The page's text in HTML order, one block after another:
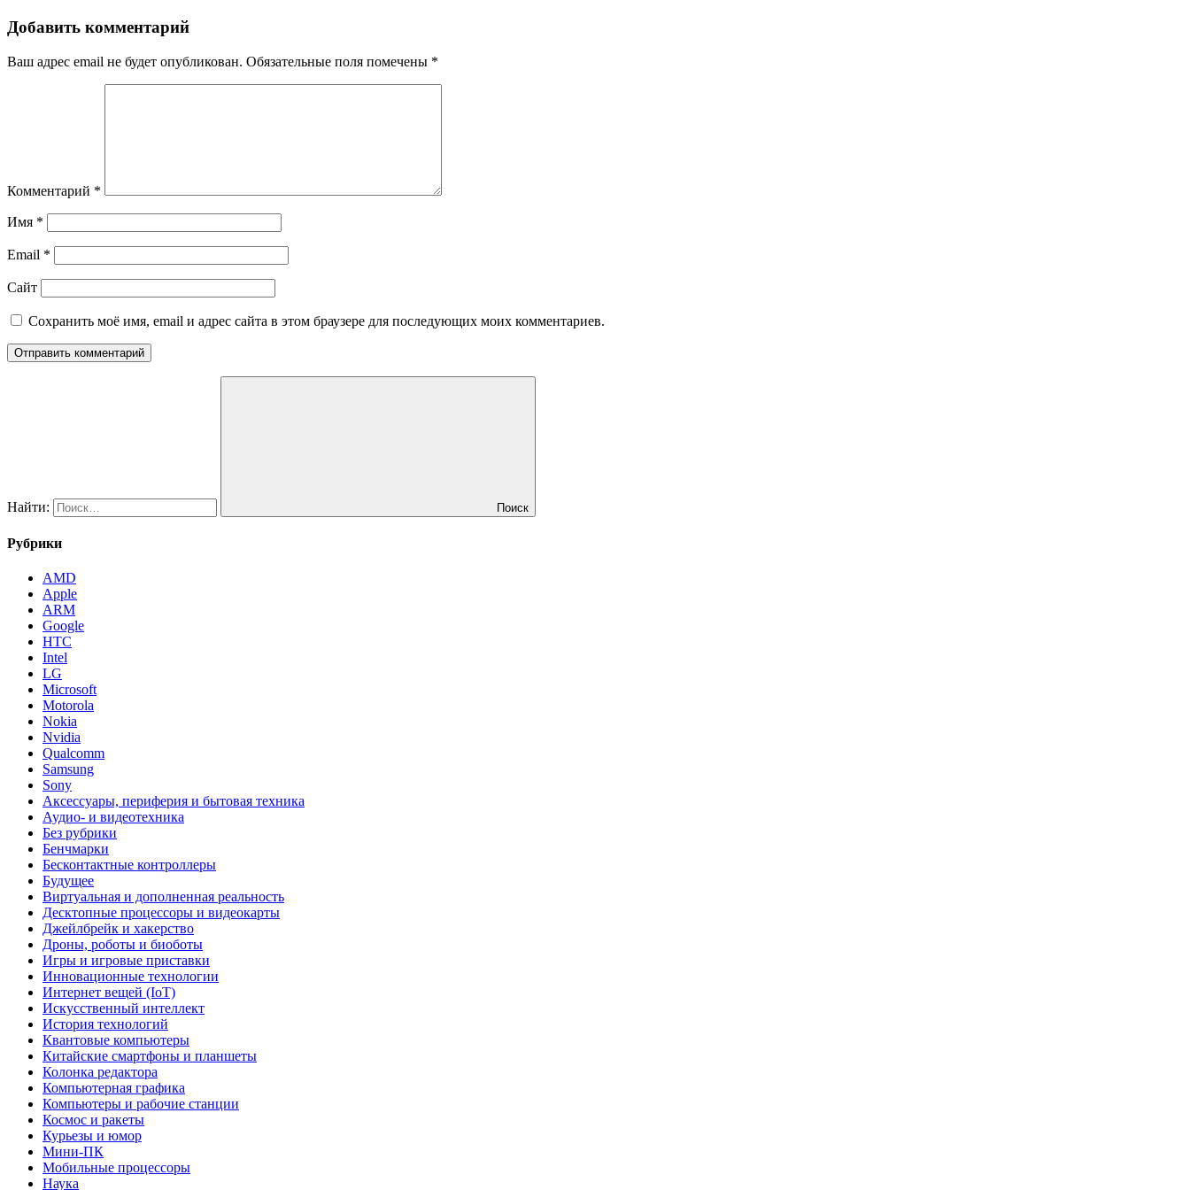
Добавить комментарий
Ваш адрес email не будет опубликован. Обязательные поля помечены *
Комментарий *
Имя *
Email *
Сайт
Сохранить моё имя, email и адрес сайта в этом браузере для последующих моих комментариев.
Найти: Поиск
Рубрики
AMD
Apple
ARM
Google
HTC
Intel
LG
Microsoft
Motorola
Nokia
Nvidia
Qualcomm
Samsung
Sony
Аксессуары, периферия и бытовая техника
Аудио- и видеотехника
Без рубрики
Бенчмарки
Бесконтактные контроллеры
Будущее
Виртуальная и дополненная реальность
Десктопные процессоры и видеокарты
Джейлбрейк и хакерство
Дроны, роботы и биоботы
Игры и игровые приставки
Инновационные технологии
Интернет вещей (IoT)
Искусственный интеллект
История технологий
Квантовые компьютеры
Китайские смартфоны и планшеты
Колонка редактора
Компьютерная графика
Компьютеры и рабочие станции
Космос и ракеты
Курьезы и юмор
Мини-ПК
Мобильные процессоры
Наука